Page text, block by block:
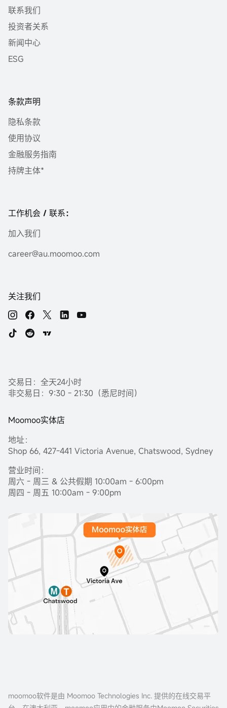
联系我们
投资者关系
新闻中心
ESG
条款声明
隐私条款
使用协议
金融服务指南
持牌主体*
工作机会 / 联系：
加入我们
career@au.moomoo.com
关注我们
交易日：全天24小时
非交易日：9:30 - 21:30（悉尼时间）
Moomoo实体店
地址：
Shop 66, 427-441 Victoria Avenue, Chatswood, Sydney
营业时间：
周六 - 周三 & 公共假期 10:00am - 6:00pm
周四 - 周五 10:00am - 9:00pm
moomoo软件是由 Moomoo Technologies Inc. 提供的在线交易平